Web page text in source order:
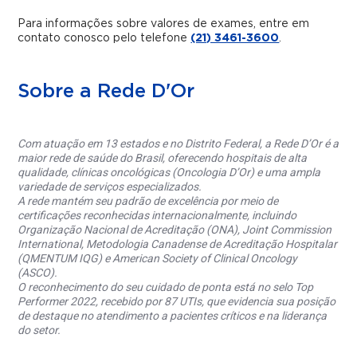
Para informações sobre valores de exames, entre em
contato conosco pelo telefone (21) 3461-3600.
Sobre a Rede D'Or
Com atuação em 13 estados e no Distrito Federal, a Rede D’Or é a
maior rede de saúde do Brasil, oferecendo hospitais de alta
qualidade, clínicas oncológicas (Oncologia D’Or) e uma ampla
variedade de serviços especializados.
A rede mantém seu padrão de excelência por meio de
certificações reconhecidas internacionalmente, incluindo
Organização Nacional de Acreditação (ONA), Joint Commission
International, Metodologia Canadense de Acreditação Hospitalar
(QMENTUM IQG) e American Society of Clinical Oncology
(ASCO).
O reconhecimento do seu cuidado de ponta está no selo Top
Performer 2022, recebido por 87 UTIs, que evidencia sua posição
de destaque no atendimento a pacientes críticos e na liderança
do setor.